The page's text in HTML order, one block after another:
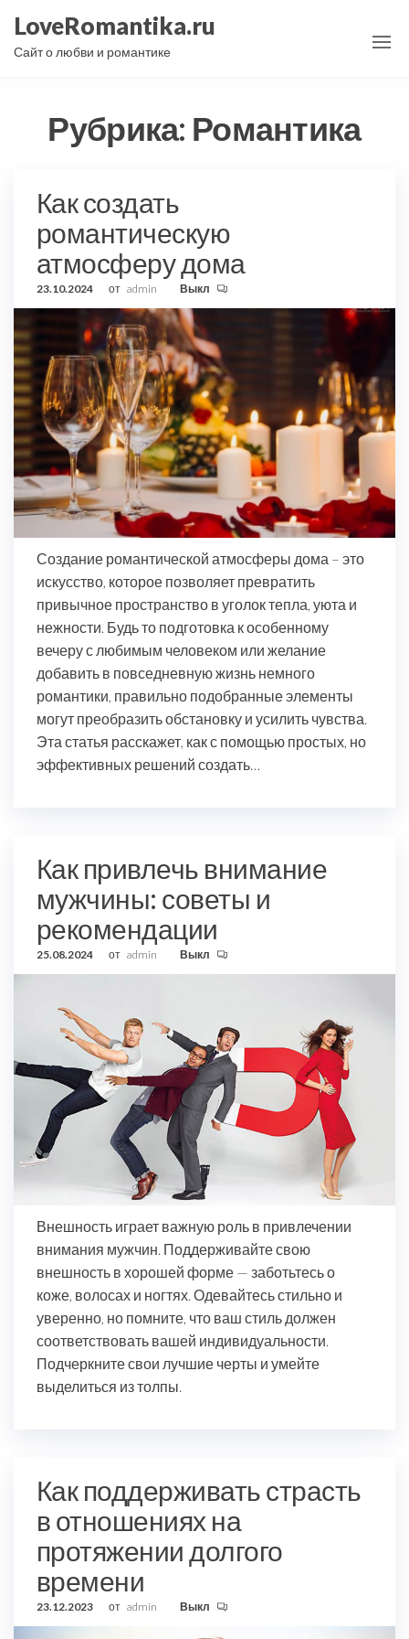
содержимому
LoveRomantika.ru
Сайт о любви и романтике
Рубрика: Романтика
Как создать
романтическую
атмосферу дома
23.10.2024 от admin Выкл
Создание романтической атмосферы дома – это
искусство, которое позволяет превратить
привычное пространство в уголок тепла, уюта и
нежности. Будь то подготовка к особенному
вечеру с любимым человеком или желание
добавить в повседневную жизнь немного
романтики, правильно подобранные элементы
могут преобразить обстановку и усилить чувства.
Эта статья расскажет, как с помощью простых, но
эффективных решений создать…
Как привлечь внимание
мужчины: советы и
рекомендации
25.08.2024 от admin Выкл
Внешность играет важную роль в привлечении
внимания мужчин. Поддерживайте свою
внешность в хорошей форме — заботьтесь о
коже, волосах и ногтях. Одевайтесь стильно и
уверенно, но помните, что ваш стиль должен
соответствовать вашей индивидуальности.
Подчеркните свои лучшие черты и умейте
выделиться из толпы.
Как поддерживать страсть
в отношениях на
протяжении долгого
времени
23.12.2023 от admin Выкл